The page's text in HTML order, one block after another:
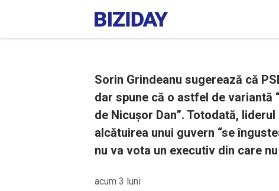
Sorin Grindeanu sugerează că
dar spune că o astfel de
de Nicușor Dan”. Totodată,
alcătuirea unui guvern “se
nu va vota un executiv din care
acum 3 luni